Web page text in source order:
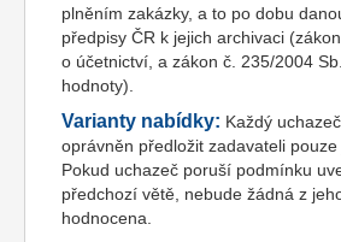
plněním zakázky, a to po dobu
předpisy ČR k jejich archivaci
o účetnictví, a zákon č. 235/2004
hodnoty).
Varianty nabídky: Každý
oprávněn předložit zadavateli pouze
Pokud uchazeč poruší podmínku
předchozí větě, nebude žádná z
hodnocena.